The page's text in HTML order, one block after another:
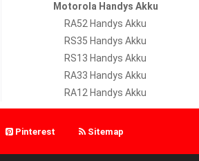
Motorola Handys Akku
RA52 Handys Akku
RS35 Handys Akku
RS13 Handys Akku
RA33 Handys Akku
RA12 Handys Akku
Pinterest Sitemap